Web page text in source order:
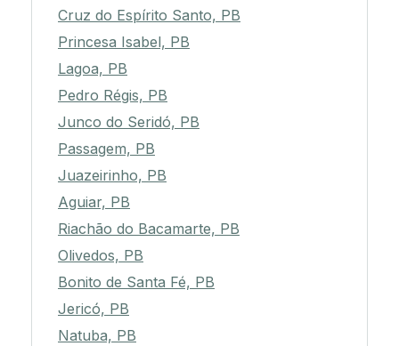
Cruz do Espírito Santo, PB
Princesa Isabel, PB
Lagoa, PB
Pedro Régis, PB
Junco do Seridó, PB
Passagem, PB
Juazeirinho, PB
Aguiar, PB
Riachão do Bacamarte, PB
Olivedos, PB
Bonito de Santa Fé, PB
Jericó, PB
Natuba, PB